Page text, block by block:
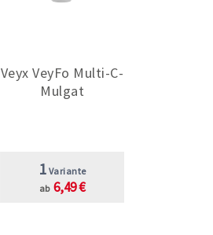
Veyx VeyFo Multi-C-
Mulgat
1 Variante
ab 6,49 €